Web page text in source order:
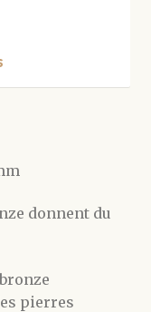
donnent du
pierres